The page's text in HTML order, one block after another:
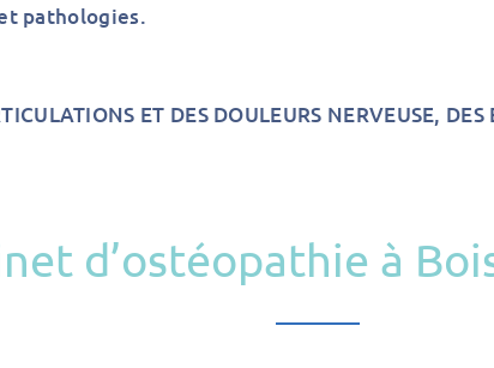
pathologies.
ET DES DOULEURS NERVEUSE,
d’ostéopathie à